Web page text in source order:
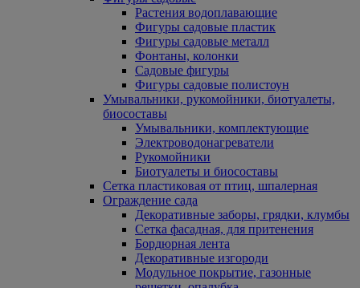
Растения водоплавающие
Фигуры садовые пластик
Фигуры садовые металл
Фонтаны, колонки
Садовые фигуры
Фигуры садовые полистоун
Умывальники, рукомойники, биотуалеты,
биосоставы
Умывальники, комплектующие
Электроводонагреватели
Рукомойники
Биотуалеты и биосоставы
Сетка пластиковая от птиц, шпалерная
Ограждение сада
Декоративные заборы, грядки, клумбы
Сетка фасадная, для притенения
Бордюрная лента
Декоративные изгороди
Модульное покрытие, газонные